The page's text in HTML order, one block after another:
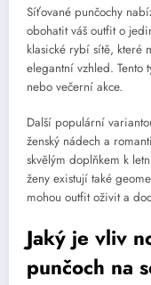
Síťované punčochy
obohatit váš outfit o
klasické rybí sítě, které
elegantní vzhled.
nebo večerní akce.
Další populární
ženský nádech a
skvělým doplňkem k
ženy existují také
mohou outfit oživit a
Jaký je vliv
punčoch na